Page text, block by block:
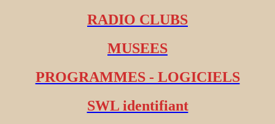
RADIO CLUBS
MUSEES
PROGRAMMES - LOGICIELS
SWL identifiant